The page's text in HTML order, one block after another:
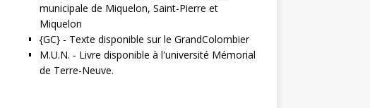
municipale de Miquelon, Saint-Pierre et
Miquelon
{GC}- Texte disponible sur le GrandColombier
M.U.N. - Livre disponible à l'université Mémorial
de Terre-Neuve.